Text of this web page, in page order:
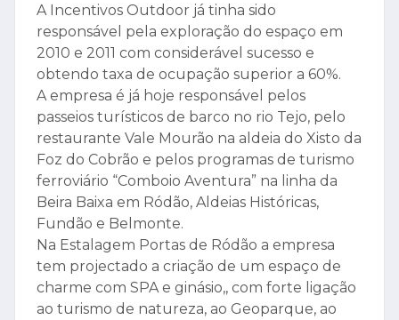
A Incentivos Outdoor já tinha sido
responsável pela exploração do espaço em
2010 e 2011 com considerável sucesso e
obtendo taxa de ocupação superior a 60%.
A empresa é já hoje responsável pelos
passeios turísticos de barco no rio Tejo, pelo
restaurante Vale Mourão na aldeia do Xisto da
Foz do Cobrão e pelos programas de turismo
ferroviário “Comboio Aventura” na linha da
Beira Baixa em Ródão, Aldeias Históricas,
Fundão e Belmonte.
Na Estalagem Portas de Ródão a empresa
tem projectado a criação de um espaço de
charme com SPA e ginásio,, com forte ligação
ao turismo de natureza, ao Geoparque, ao